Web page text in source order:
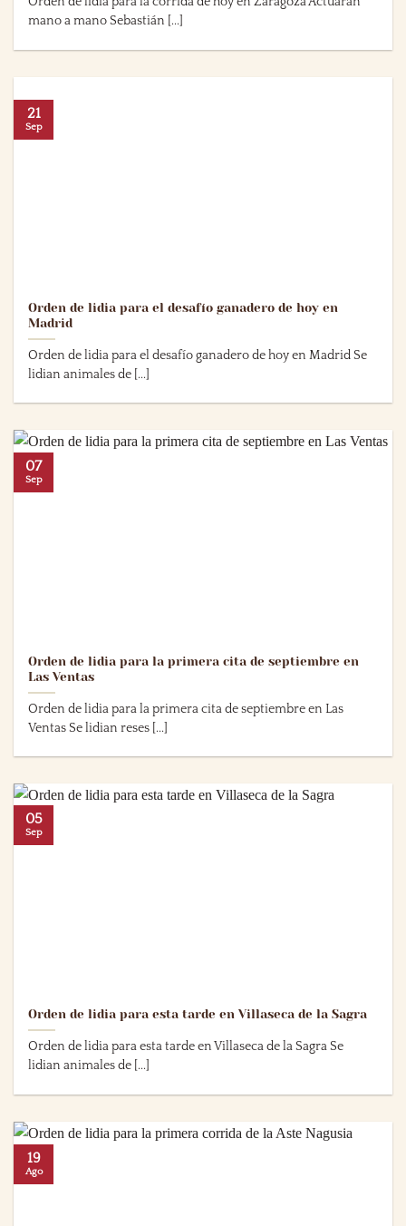
mano a mano Sebastián [...]
Orden de lidia para el desafío ganadero de hoy en
Madrid
Orden de lidia para el desafío ganadero de hoy en Madrid Se
lidian animales de [...]
21
Sep
Orden de lidia para la primera cita de septiembre en
Las Ventas
Orden de lidia para la primera cita de septiembre en Las
Ventas Se lidian reses [...]
07
Sep
Orden de lidia para esta tarde en Villaseca de la Sagra
Orden de lidia para esta tarde en Villaseca de la Sagra Se
lidian animales de [...]
05
Sep
19
Ago